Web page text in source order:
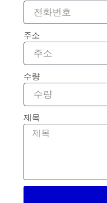
주소
수량
제목